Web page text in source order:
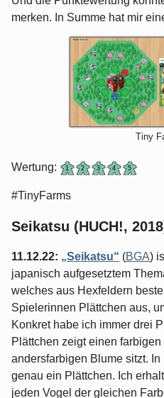
merken. In Summe hat mir
Tiny
Wertung:
#TinyFarms
Seikatsu (HUCH!,
11.12.22: „Seikatsu“ (BGA)
japanisch aufgesetztem
welches aus Hexfeldern
Spielerinnen Plättchen aus,
Konkret habe ich immer drei
Plättchen zeigt einen
andersfarbigen Blume sitzt.
genau ein Plättchen. Ich
jeden Vogel der gleichen